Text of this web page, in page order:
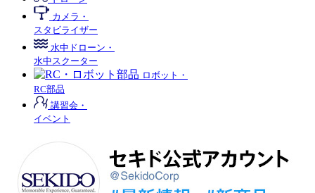
カメラ・
スタビライザー
水中ドローン・
水中スクーター
ロボット・
RC部品
講習会・
イベント